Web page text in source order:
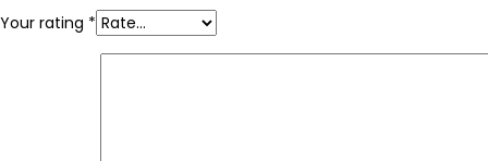
Your rating *